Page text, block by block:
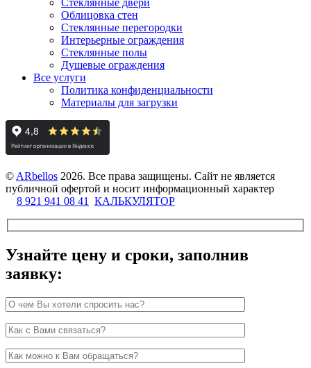
Облицовка стен
Стеклянные перегородки
Интерьерные ограждения
Стеклянные полы
Душевые ограждения
Все услуги
Политика конфиденциальности
Материалы для загрузки
© ARbellos 2026. Все права защищены. Сайт не является
публичной офертой и носит информационный характер
8 921 941 08 41
КАЛЬКУЛЯТОР
Узнайте цену и сроки, заполнив
заявку: